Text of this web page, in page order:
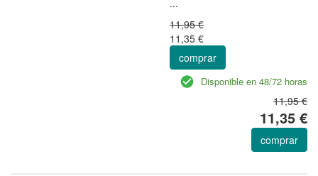
11,95 €
11,35 €
comprar
Disponible en 48/72 horas
11,95 €
11,35 €
comprar